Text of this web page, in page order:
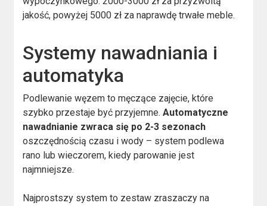
jakość, powyżej 5000 zł za naprawdę trwałe meble.
Systemy nawadniania i
automatyka
Podlewanie węzem to męczące zajęcie, które
szybko przestaje być przyjemne.Automatyczne
nawadnianie zwraca się po 2-3 sezonach
oszczędnością czasu i wody – system podlewa
rano lub wieczorem, kiedy parowanie jest
najmniejsze.
Najprostszy system to zestaw zraszaczy na